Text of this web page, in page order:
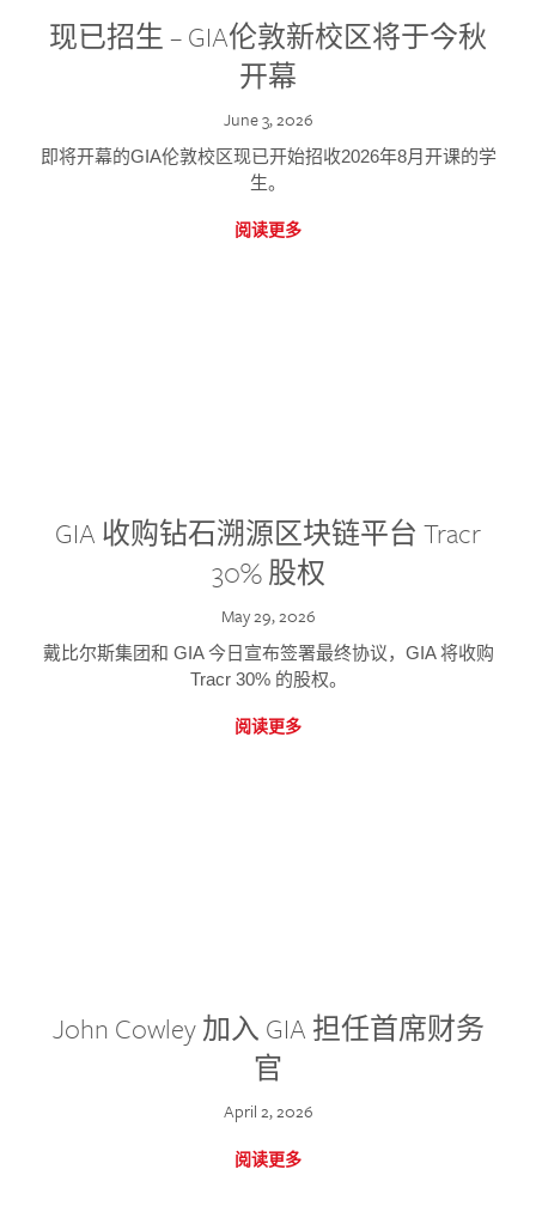
现已招生 – GIA伦敦新校区将于今秋
开幕
June 3, 2026
即将开幕的GIA伦敦校区现已开始招收2026年8月开课的学
生。
阅读更多
GIA 收购钻石溯源区块链平台 Tracr
30% 股权
May 29, 2026
戴比尔斯集团和 GIA 今日宣布签署最终协议，GIA 将收购
Tracr 30% 的股权。
阅读更多
John Cowley 加入 GIA 担任首席财务
官
April 2, 2026
阅读更多